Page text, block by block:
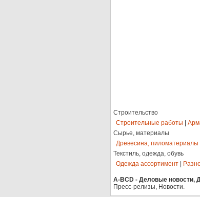
Строительство
Строительные работы
Сырье, материалы
Древесина, пиломатериалы
Текстиль, одежда, обувь
Одежда ассортимент
A-BCD - Деловые новости,
Пресс-релизы, Новости.